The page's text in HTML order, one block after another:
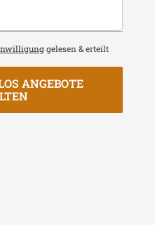
gelesen & erteilt
ANGEBOTE